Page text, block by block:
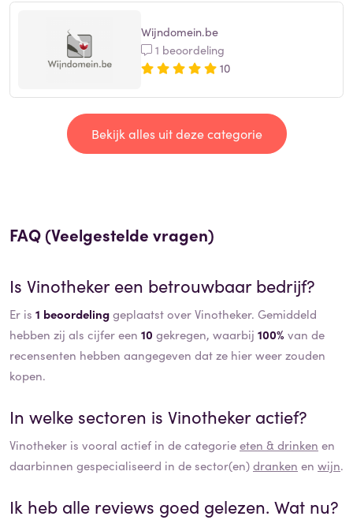
Wijndomein.be
1 beoordeling
10
Bekijk alles uit deze categorie
FAQ (Veelgestelde vragen)
Is Vinothekereen betrouwbaar bedrijf?
Er is 1 beoordelinggeplaatst over Vinotheker. Gemiddeld
hebben zij als cijfer een 10 gekregen, waarbij 100% van de
recensenten hebben aangegeven dat ze hier weer zouden
kopen.
In welke sectoren is Vinothekeractief?
Vinotheker is vooral actief in de categorieeten & drinken en
daarbinnen gespecialiseerd in de sector(en)dranken en wijn.
Ik heb alle reviews goed gelezen. Wat nu?